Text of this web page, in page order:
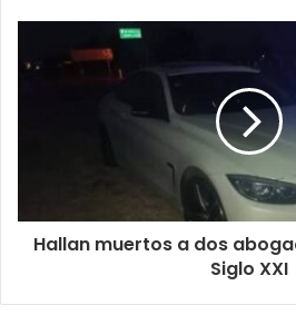
Hallan muertos a dos
Siglo XXI